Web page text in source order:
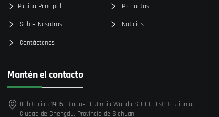
Página Principal Productos
Sobre Nosotros Noticias
Contáctenos
Mantén el contacto
Habitación 1905, Bloque D, Jinniu Wanda SOHO, Distrito Jinniu,
Ciudad de Chengdu, Provincia de Sichuan